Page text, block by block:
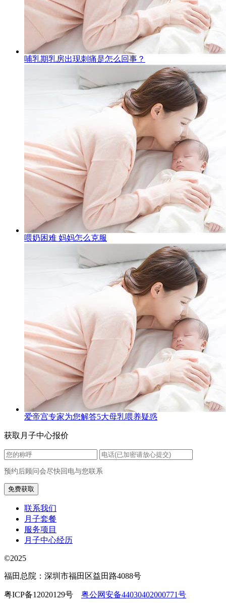
哺乳期乳房出现刺痛是怎么回事？
喂奶困难 妈妈怎么克服
爱帝宫专家为您解答5大母乳喂养疑惑
获取月子中心报价
预约后顾问会尽快回电与您联系
联系我们
月子套餐
服务项目
月子中心经历
©2025
福田总院：深圳市福田区益田路4088号
粤ICP备12020129号 粤公网安备44030402000771号